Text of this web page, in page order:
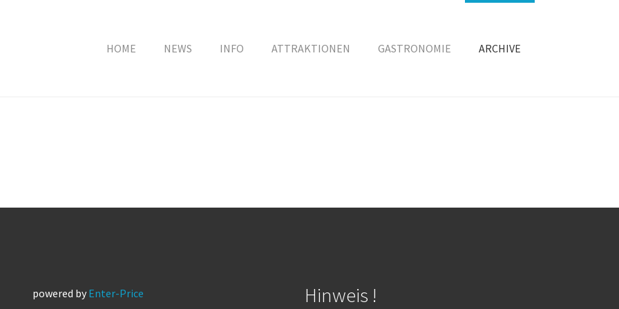
HOME NEWS INFO ATTRAKTIONEN GASTRONOMIE ARCHIVE
powered by Enter-Price Hinweis !